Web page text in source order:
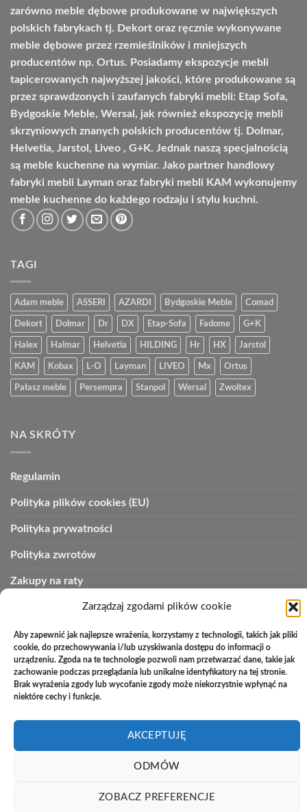
Zarządzaj zgodami plików cookie
Aby zapewnić jak najlepsze wrażenia, korzystamy z technologii, takich jak pliki
cookie, do przechowywania i/lub uzyskiwania dostępu do informacji o
urządzeniu. Zgoda na te technologie pozwoli nam przetwarzać dane, takie jak
zachowanie podczas przeglądania lub unikalne identyfikatory na tej stronie.
Brak wyrażenia zgody lub wycofanie zgody może niekorzystnie wpłynąć na
niektóre cechy i funkcje.
AKCEPTUJĘ
ODMÓW
ZOBACZ PREFERENCJE
zarówno meble dębowe produkowane w największych
polskich fabrykach tj. Dekort oraz ręcznie wykonywane
meble dębowe przez rzemieślników i mniejszych
producentów np. Ortus. Posiadamy ekspozycje mebli
tapicerowanych najwyższej jakości, które produkowane są
przez sprawdzonych i zaufanych fabryki mebli: Etap Sofa,
Bydgoskie Meble, Wersal, jak również ekspozycję mebli
skrzyniowych znanych polskich producentów tj. Dolmar,
Helvetia, Jarstol, Liveo , G+K. Jednak naszą specjalnością
są meble kuchenne na wymiar. Jako partner handlowy
fabryki mebli Layman oraz fabryki mebli KAM wykonujemy
meble kuchenne do każdego rodzaju i stylu kuchni.
TAGI
Adam meble ASSERI AZARDI Bydgoskie Meble Comad
Dekort Dolmar Dr DX Etap-Sofa Fadome G+K
Halex Halmar Helvetia HILDING Hr HX Jarstol
KAM Kobax L-O Layman LIVEO Mx Ortus
Pałasz meble Persempra Stanpol Wersal Zwoltex
NA SKRÓTY
Regulamin
Polityka plików cookies (EU)
Polityka prywatności
Polityka zwrotów
Zakupy na raty
PayU
Cash
On
Delivery
Cash
on
Bank
Transfer
Copyright 2026 ©Studio Meblowe Asseri
Realizacja